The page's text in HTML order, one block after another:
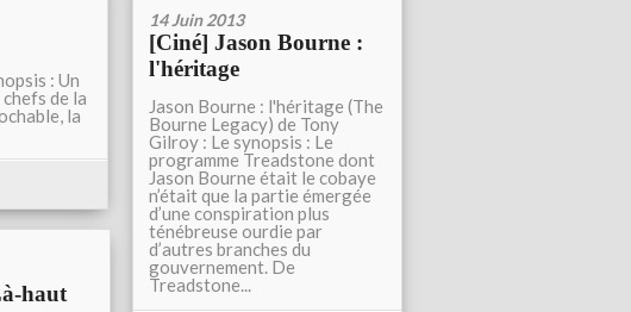
: Un
de la
la
14 Juin 2013
[Ciné] Jason Bourne :
l'héritage
Jason Bourne : l'héritage (The
Bourne Legacy) de Tony
Gilroy : Le synopsis : Le
programme Treadstone dont
Jason Bourne était le cobaye
n’était que la partie émergée
d’une conspiration plus
ténébreuse ourdie par
d’autres branches du
gouvernement. De
Treadstone...
haut